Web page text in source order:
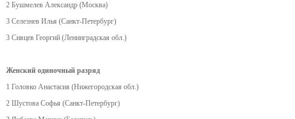
2 Бушмелев Александр (Москва)
3 Селезнев Илья (Санкт-Петербург)
3 Сивцев Георгий (Ленинградская обл.)
Женский одиночный разряд
1 Головко Анастасия (Нижегородская обл.)
2 Шустова Софья (Санкт-Петербург)